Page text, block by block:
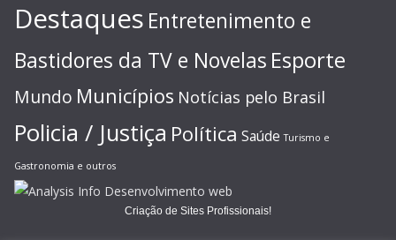
Destaques Entretenimento e
Bastidores da TV e Novelas Esporte
Mundo Municípios Notícias pelo Brasil
Policia / Justiça Política Saúde Turismo e
Gastronomia e outros
Criação de Sites Profissionais!